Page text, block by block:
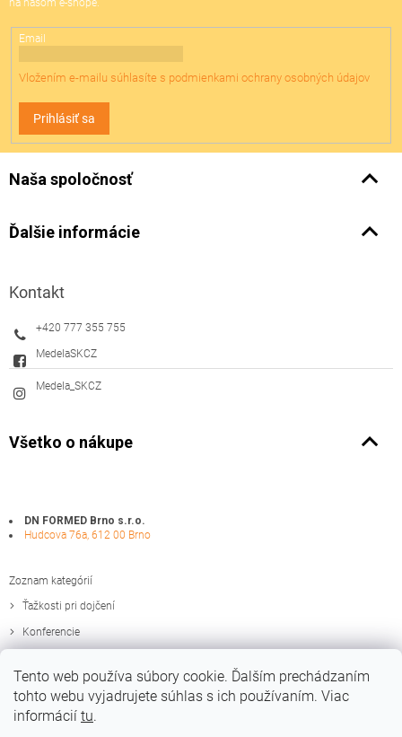
Tento web používa súbory cookie. Ďalším prechádzaním
tohto webu vyjadrujete súhlas s ich používaním. Viac
informácií tu.
Email
Vložením e-mailu súhlasíte s podmienkami ochrany osobných údajov
Prihlásiť sa
Naša spoločnosť
Ďalšie informácie
Kontakt
+420 777 355 755
MedelaSKCZ
Medela_SKCZ
Všetko o nákupe
DN FORMED Brno s.r.o.
Hudcova 76a, 612 00 Brno
Zoznam kategórií
Ťažkosti pri dojčení
Konferencie
Edukačné materiály